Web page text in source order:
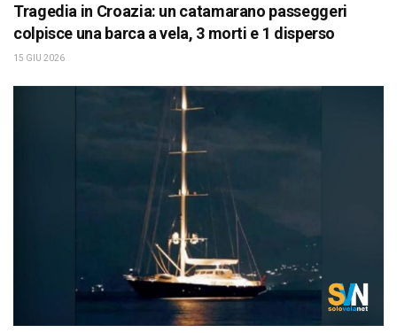
Tragedia in Croazia: un catamarano passeggeri
colpisce una barca a vela, 3 morti e 1 disperso
15 GIU 2026